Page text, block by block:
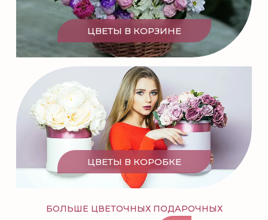
ЦВЕТЫ В КОРЗИНЕ
ЦВЕТЫ В КОРОБКЕ
БОЛЬШЕ ЦВЕТОЧНЫХ ПОДАРОЧНЫХ